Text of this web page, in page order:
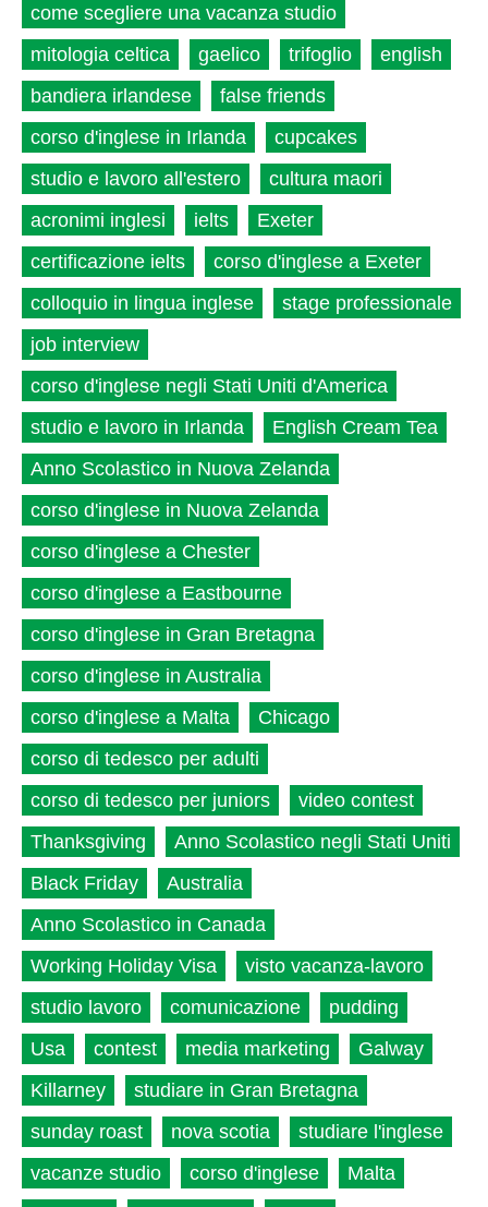
come scegliere una vacanza studio
mitologia celtica
gaelico trifoglio
english
bandiera irlandese
false friends
corso d'inglese in Irlanda
cupcakes
studio e lavoro all'estero
cultura maori
acronimi inglesi
ielts
Exeter
certificazione ielts
corso d'inglese a Exeter
colloquio in lingua inglese
stage professionale
job interview
corso d'inglese negli Stati Uniti d'America
studio e lavoro in Irlanda
English Cream Tea
Anno Scolastico in Nuova Zelanda
corso d'inglese in Nuova Zelanda
corso d'inglese a Chester
corso d'inglese a Eastbourne
corso d'inglese in Gran Bretagna
corso d'inglese in Australia
corso d'inglese a Malta
Chicago
corso di tedesco per adulti
corso di tedesco per juniors
video contest
Thanksgiving
Anno Scolastico negli Stati Uniti
Black Friday
Australia
Anno Scolastico in Canada
Working Holiday Visa
visto vacanza-lavoro
studio lavoro
comunicazione
pudding
Usa
contest media marketing
Galway
Killarney
studiare in Gran Bretagna
sunday roast
nova scotia
studiare l'inglese
vacanze studio
corso d'inglese
Malta